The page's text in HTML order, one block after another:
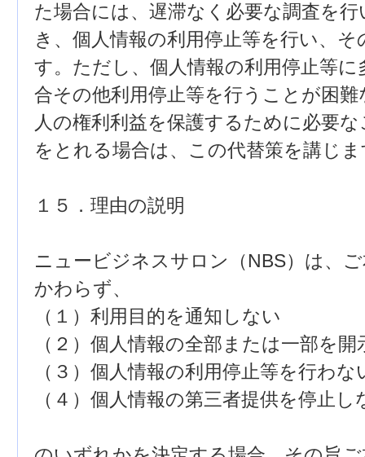
た場合には、遅滞なく必要な調査を
き、個人情報の利用停止等を行い、
す。ただし、個人情報の利用停止等
合その他利用停止等を行うことが困
人の権利利益を保護するために必要
をとれる場合は、この代替策を講じ
１５．理由の説明
ニュービジネスサロン（NBS）は、
かわらず、
（１）利用目的を通知しない
（２）個人情報の全部または一部を
（３）個人情報の利用停止等を行わな
（４）個人情報の第三者提供を停止し